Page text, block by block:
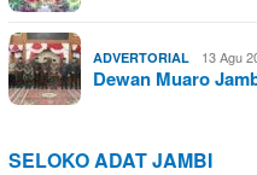
ADVERTORIAL 13 Agu
Dewan Muaro
SELOKO ADAT JAMBI